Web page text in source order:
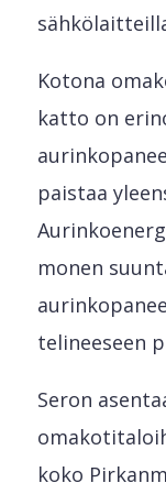
Kotona
katto on
paistaa
monen
telineeseen
Seron
koko